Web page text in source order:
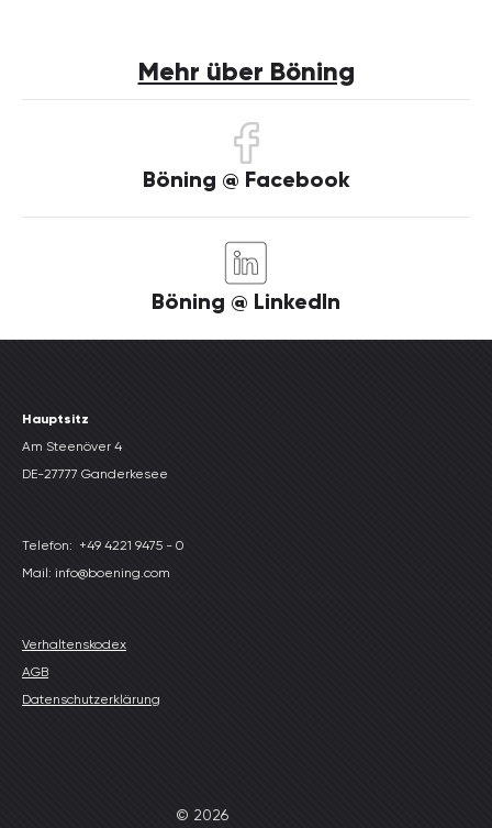
Mehr über Böning
Böning @ Facebook
Böning @ LinkedIn
© 2026
Hauptsitz
Am Steenöver 4
DE-27777 Ganderkesee
Telefon: +49 4221 9475 - 0
Mail: info@boening.com
Verhaltenskodex
AGB
Datenschutzerklärung